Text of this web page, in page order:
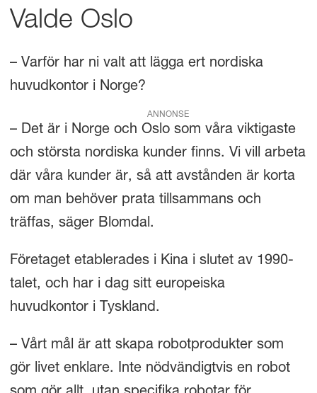
Valde Oslo
– Varför har ni valt att lägga ert nordiska
huvudkontor i Norge?
ANNONSE
– Det är i Norge och Oslo som våra viktigaste
och största nordiska kunder finns. Vi vill arbeta
där våra kunder är, så att avstånden är korta
om man behöver prata tillsammans och
träffas, säger Blomdal.
Företaget etablerades i Kina i slutet av 1990-
talet, och har i dag sitt europeiska
huvudkontor i Tyskland.
– Vårt mål är att skapa robotprodukter som
gör livet enklare. Inte nödvändigtvis en robot